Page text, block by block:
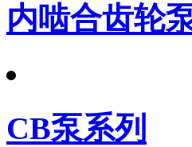
内啮合齿轮
CB泵系列